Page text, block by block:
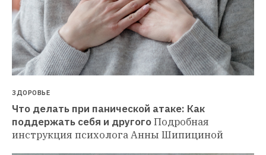
ЗДОРОВЬЕ
Что делать при панической атаке: Как
поддержать себя и другогоПодробная
инструкция психолога Анны Шипициной